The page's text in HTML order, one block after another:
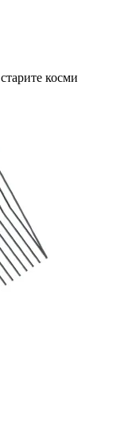
косми